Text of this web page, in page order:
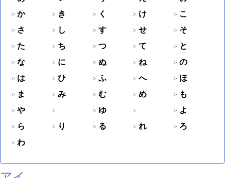
か
き く け
こ
さ
し す せ
そ
た
ち つ て
と
な
に ぬ ね
の
は
ひ ふ へ
ほ
ま
み む め
も
や
ゆ
よ
ら
り る れ
ろ
わ